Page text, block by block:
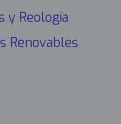
y Reología
Renovables